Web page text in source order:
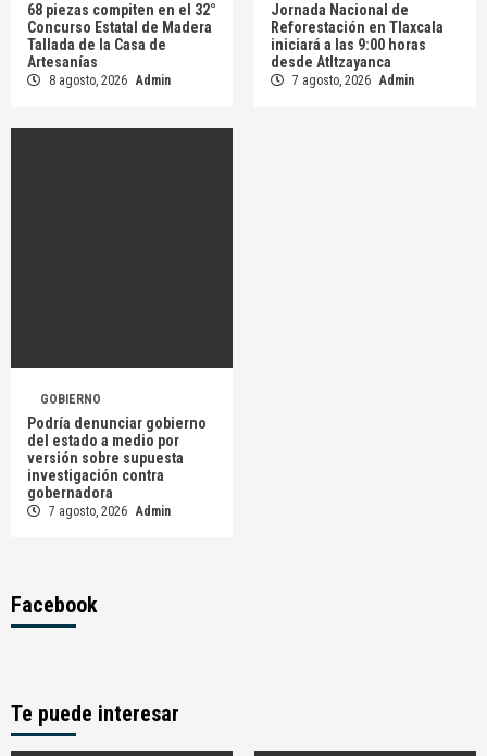
68 piezas compiten en el 32°
Concurso Estatal de Madera
Tallada de la Casa de
Artesanías
8 agosto, 2026 Admin
Jornada Nacional de
Reforestación en Tlaxcala
iniciará a las 9:00 horas
desde Atltzayanca
7 agosto, 2026 Admin
GOBIERNO
Podría denunciar gobierno
del estado a medio por
versión sobre supuesta
investigación contra
gobernadora
7 agosto, 2026 Admin
Facebook
Te puede interesar